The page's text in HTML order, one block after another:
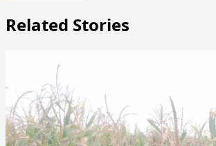
Related Stories